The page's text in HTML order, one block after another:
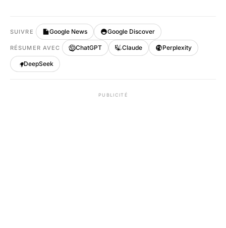
SUIVRE Google News Google Discover
RÉSUMER AVEC ChatGPT Claude Perplexity
DeepSeek
PUBLICITÉ